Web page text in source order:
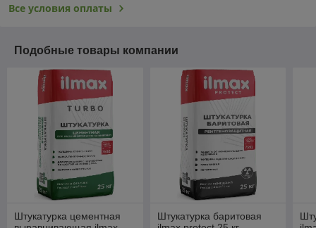
Все условия оплаты
Подобные товары компании
Штукатурка цементная
Штукатурка баритовая